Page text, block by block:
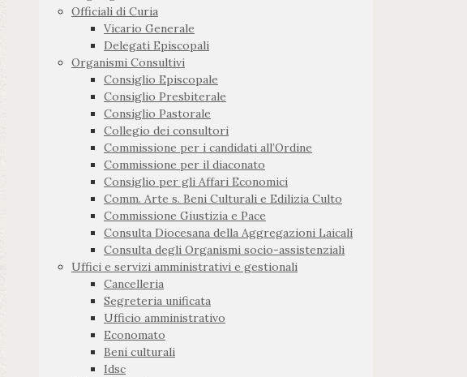
Officiali di Curia
Vicario Generale
Delegati Episcopali
Organismi Consultivi
Consiglio Episcopale
Consiglio Presbiterale
Consiglio Pastorale
Collegio dei consultori
Commissione per i candidati all’Ordine
Commissione per il diaconato
Consiglio per gli Affari Economici
Comm. Arte s. Beni Culturali e Edilizia Culto
Commissione Giustizia e Pace
Consulta Diocesana della Aggregazioni Laicali
Consulta degli Organismi socio-assistenziali
Uffici e servizi amministrativi e gestionali
Cancelleria
Segreteria unificata
Ufficio amministrativo
Economato
Beni culturali
Idsc